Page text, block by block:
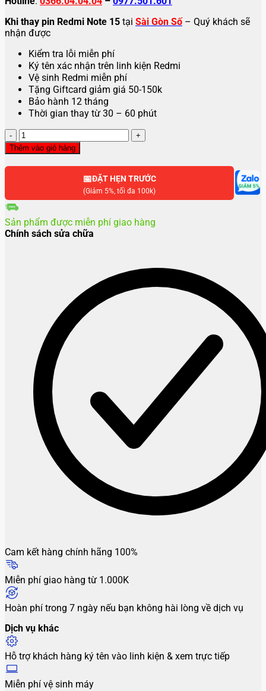
Khi thay pin Redmi Note 15 tại Sài Gòn Số– Quý khách sẽ
nhận được
Kiểm tra lỗi miễn phí
Ký tên xác nhận trên linh kiện Redmi
Vệ sinh Redmi miễn phí
Tặng Giftcard giảm giá 50-150k
Bảo hành 12 tháng
Thời gian thay từ 30 – 60 phút
Thay
pin
Redmi
Note
lượng
Thêm vào giỏ hàng
📅ĐẶT HẸN TRƯỚC
(Giảm 5%, tối đa 100k)
Sản phẩm được miễn phí giao hàng
Chính sách sửa chữa
Cam kết hàng chính hãng 100%
Miễn phí giao hàng từ 1.000K
Hoàn phí trong 7 ngày nếu bạn không hài lòng về dịch vụ
Dịch vụ khác
Hỗ trợ khách hàng ký tên vào linh kiện & xem trực tiếp
Miễn phí vệ sinh máy